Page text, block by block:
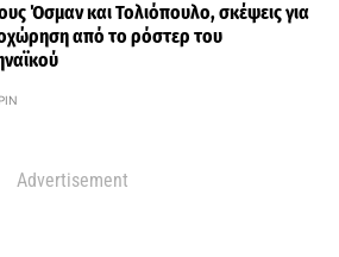
Όσμαν και Τολιόπουλο, σκέψεις για
από το ρόστερ του
Advertisement